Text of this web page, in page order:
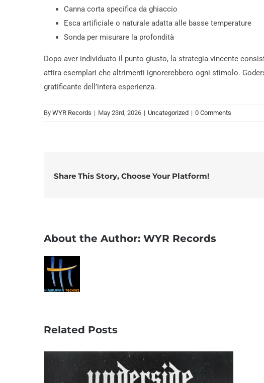
Canna corta specifica da ghiaccio
Esca artificiale o naturale adatta alle basse temperature
Sonda per misurare la profondità
Dopo aver individuato il punto giusto, la strategia vincente
attira esemplari che altrimenti ignorerebbero ogni stimolo.
gratificante dell’intera esperienza.
By WYR Records | May 23rd, 2026 | Uncategorized | 0 Comments
Share This Story, Choose Your Platform!
About the Author: WYR Records
Related Posts